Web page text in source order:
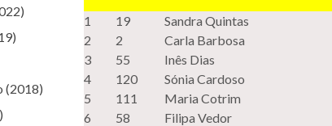
1
19 Sandra Quintas
2
2 Carla Barbosa
3
55 Inês Dias
4
120 Sónia Cardoso
5
111 Maria Cotrim
6
58 Filipa Vedor
(2018)